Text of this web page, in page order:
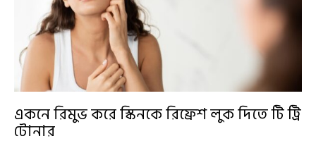
একনে রিমুভ করে স্কিনকে রিফ্রেশ লুক দিতে টি ট্রি
টোনার